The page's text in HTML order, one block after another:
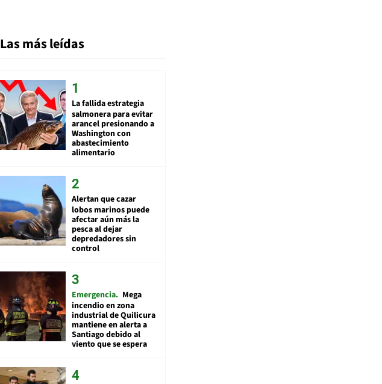
Las más leídas
La fallida estrategia
salmonera para evitar
arancel presionando a
Washington con
abastecimiento
alimentario
Alertan que cazar
lobos marinos puede
afectar aún más la
pesca al dejar
depredadores sin
control
Emergencia Mega
incendio en zona
industrial de Quilicura
mantiene en alerta a
Santiago debido al
viento que se espera